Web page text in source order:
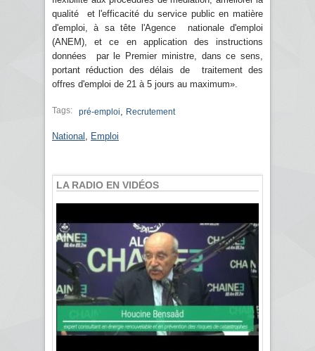
qualité et l'efficacité du service public en matière
d'emploi, à sa tête l'Agence nationale d'emploi
(ANEM), et ce en application des instructions
données par le Premier ministre, dans ce sens,
portant réduction des délais de traitement des
offres d'emploi de 21 à 5 jours au maximum».
Tags: pré-emploi Recrutement
National Emploi
LA RADIO EN VIDÉOS